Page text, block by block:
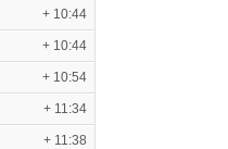
+ 10:44
+ 10:44
+ 10:54
+ 11:34
+ 11:38